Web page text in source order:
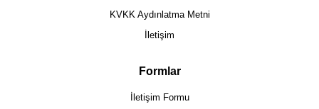
KVKK Aydınlatma Metni
İletişim
Formlar
İletişim Formu